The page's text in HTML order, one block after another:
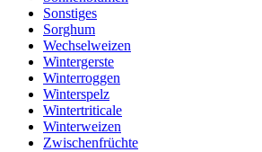
Sonstiges
Sorghum
Wechselweizen
Wintergerste
Winterroggen
Winterspelz
Wintertriticale
Winterweizen
Zwischenfrüchte